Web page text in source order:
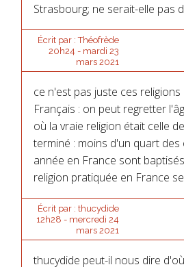
Strasbourg; ne serait-elle pas
Écrit par :Théofrède
20h24 - mardi 23
mars 2021
ce n'est pas juste ces
Français : on peut regretter
où la vraie religion était celle
terminé : moins d'un quart
année en France sont
religion pratiquée en France
Écrit par : thucydide
12h28 - mercredi 24
mars 2021
thucydide peut-il nous dire